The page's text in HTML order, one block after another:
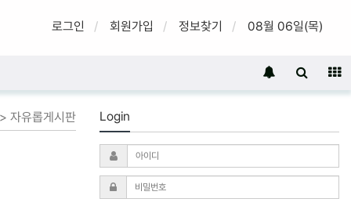
로그인 회원가입 정보찾기 08월 06일(목)
자유롭게시판 Login